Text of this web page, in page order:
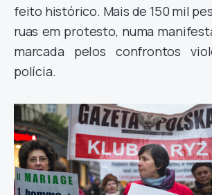
feito histórico. Mais de 150 mil
ruas em protesto, numa
marcada pelos confrontos
polícia.